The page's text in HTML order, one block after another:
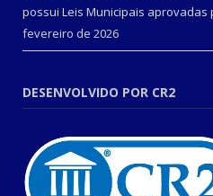
possui Leis Municipais aprovadas
fevereiro de 2026
DESENVOLVIDO POR CR2